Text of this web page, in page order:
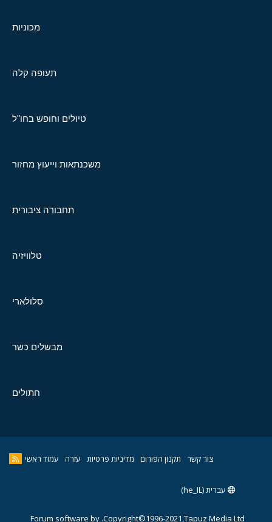
מכוניות
תעופה קלה
טיולים וחופש בחו"ל
משכנתאות וייעוץ מחזור
תחבורה ציבורית
טלוויזיה
סלולארי
מבשלים כשר
חתולים
צור קשר תקנון הפורום מדיניות פרטיות עזרה עמוד ראשי
עברית (he_IL)
Copyright©1996-2021,Tapuz Media Ltd.
Forum software by